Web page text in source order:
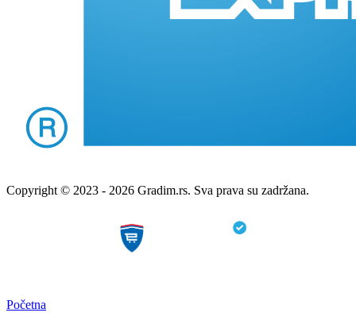
Copyright © 2023 - 2026 Gradim.rs. Sva prava su zadržana.
Početna